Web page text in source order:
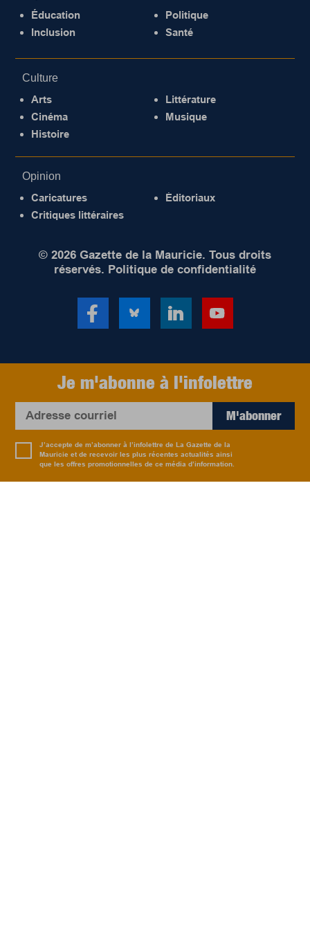
Éducation
Inclusion
Politique
Santé
Culture
Arts
Cinéma
Histoire
Littérature
Musique
Opinion
Caricatures
Critiques littéraires
Éditoriaux
© 2026 Gazette de la Mauricie. Tous droits
réservés. Politique de confidentialité
Je m'abonne à l'infolettre
M'abonner
J’accepte de m’abonner à l’infolettre de La Gazette de la
Mauricie et de recevoir les plus récentes actualités ainsi
que les offres promotionnelles de ce média d’information.